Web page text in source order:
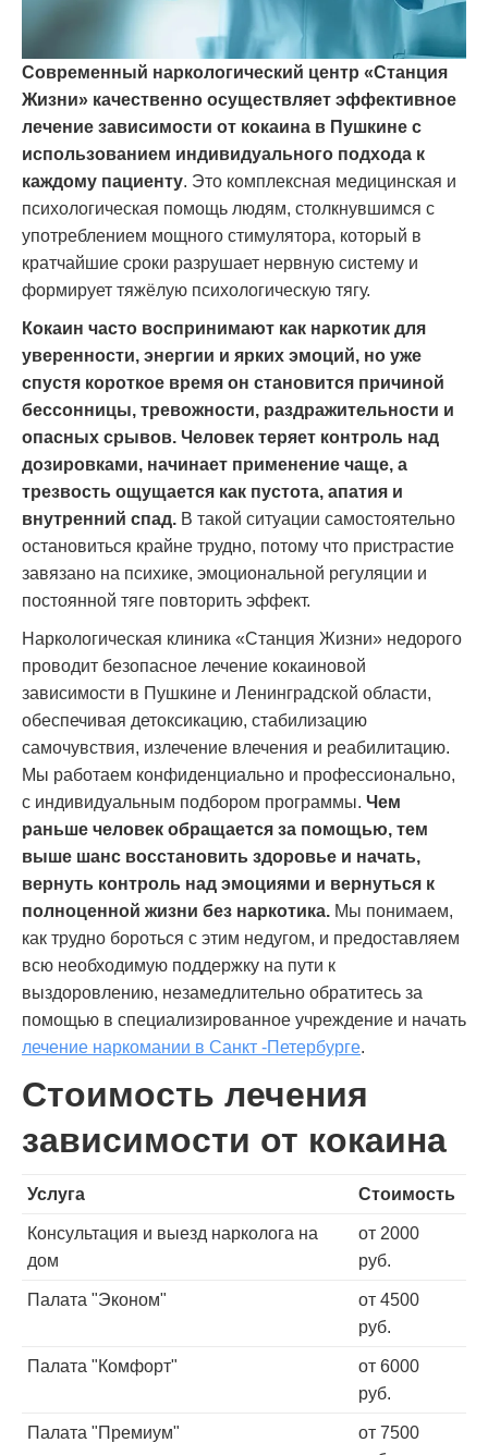
Современный наркологический центр «Станция
Жизни» качественно осуществляет эффективное
лечение зависимости от кокаина в Пушкине с
использованием индивидуального подхода к
каждому пациенту. Это комплексная медицинская и
психологическая помощь людям, столкнувшимся с
употреблением мощного стимулятора, который в
кратчайшие сроки разрушает нервную систему и
формирует тяжёлую психологическую тягу.
Кокаин часто воспринимают как наркотик для
уверенности, энергии и ярких эмоций, но уже
спустя короткое время он становится причиной
бессонницы, тревожности, раздражительности и
опасных срывов. Человек теряет контроль над
дозировками, начинает применение чаще, а
трезвость ощущается как пустота, апатия и
внутренний спад. В такой ситуации самостоятельно
остановиться крайне трудно, потому что пристрастие
завязано на психике, эмоциональной регуляции и
постоянной тяге повторить эффект.
Наркологическая клиника «Станция Жизни» недорого
проводит безопасное лечение кокаиновой
зависимости в Пушкине и Ленинградской области,
обеспечивая детоксикацию, стабилизацию
самочувствия, излечение влечения и реабилитацию.
Мы работаем конфиденциально и профессионально,
с индивидуальным подбором программы. Чем
раньше человек обращается за помощью, тем
выше шанс восстановить здоровье и начать,
вернуть контроль над эмоциями и вернуться к
полноценной жизни без наркотика. Мы понимаем,
как трудно бороться с этим недугом, и предоставляем
всю необходимую поддержку на пути к
выздоровлению, незамедлительно обратитесь за
помощью в специализированное учреждение и начать
лечение наркомании в Санкт -Петербурге.
Стоимость лечения
зависимости от кокаина
Услуга Стоимость
Консультация и выезд нарколога на
дом
от 2000
руб.
Палата "Эконом"
от 4500
руб.
Палата "Комфорт"
от 6000
руб.
Палата "Премиум"
от 7500